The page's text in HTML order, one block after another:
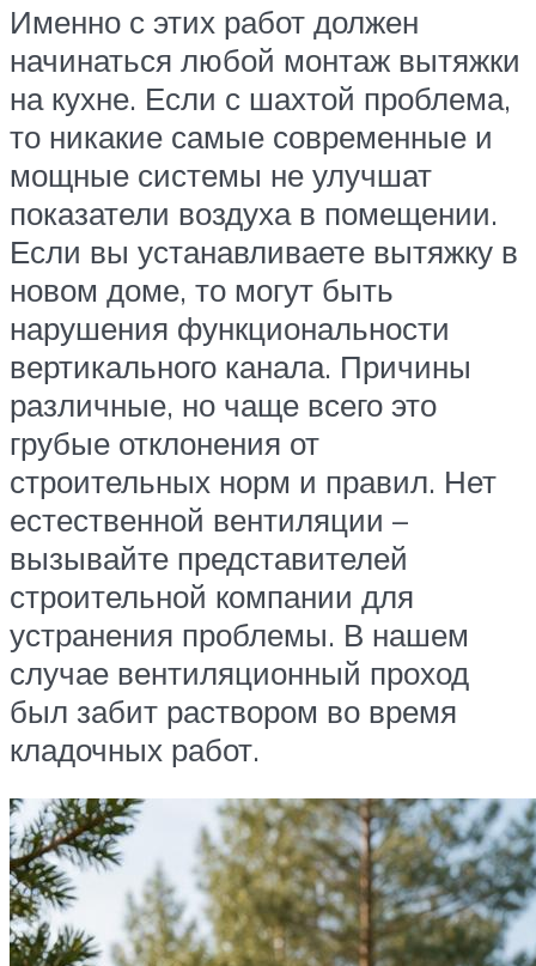
Именно с этих работ должен
начинаться любой монтаж вытяжки
на кухне. Если с шахтой проблема,
то никакие самые современные и
мощные системы не улучшат
показатели воздуха в помещении.
Если вы устанавливаете вытяжку в
новом доме, то могут быть
нарушения функциональности
вертикального канала. Причины
различные, но чаще всего это
грубые отклонения от
строительных норм и правил. Нет
естественной вентиляции –
вызывайте представителей
строительной компании для
устранения проблемы. В нашем
случае вентиляционный проход
был забит раствором во время
кладочных работ.